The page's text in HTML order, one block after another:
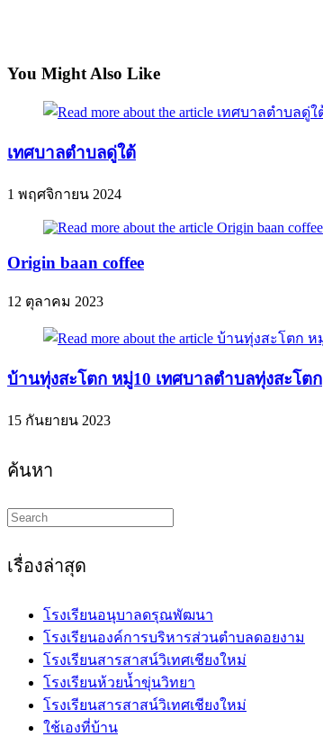
You Might Also Like
เทศบาลตำบลดู่ใต้
1 พฤศจิกายน 2024
Origin baan coffee
12 ตุลาคม 2023
บ้านทุ่งสะโตก หมู่10 เทศบาลตำบลทุ่งสะโตก
15 กันยายน 2023
ค้นหา
Search
this
เรื่องล่าสุด
โรงเรียนอนุบาลดรุณพัฒนา
โรงเรียนองค์การบริหารส่วนตำบลดอยงาม
โรงเรียนสารสาสน์วิเทศเชียงใหม่
โรงเรียนห้วยน้ำขุ่นวิทยา
โรงเรียนสารสาสน์วิเทศเชียงใหม่
ใช้เองที่บ้าน